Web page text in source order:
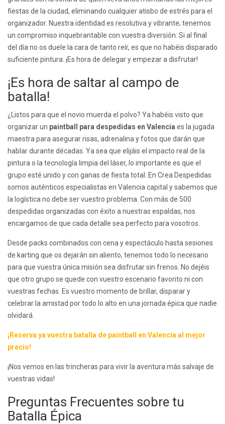
fiestas de la ciudad, eliminando cualquier atisbo de estrés para el
organizador. Nuestra identidad es resolutiva y vibrante; tenemos
un compromiso inquebrantable con vuestra diversión. Si al final
del día no os duele la cara de tanto reír, es que no habéis disparado
suficiente pintura. ¡Es hora de delegar y empezar a disfrutar!
¡Es hora de saltar al campo de
batalla!
¿Listos para que el novio muerda el polvo? Ya habéis visto que
organizar un paintball para despedidas en Valencia es la jugada
maestra para asegurar risas, adrenalina y fotos que darán que
hablar durante décadas. Ya sea que elijáis el impacto real de la
pintura o la tecnología limpia del láser, lo importante es que el
grupo esté unido y con ganas de fiesta total. En Crea Despedidas
somos auténticos especialistas en Valencia capital y sabemos que
la logística no debe ser vuestro problema. Con más de 500
despedidas organizadas con éxito a nuestras espaldas, nos
encargamos de que cada detalle sea perfecto para vosotros.
Desde packs combinados con cena y espectáculo hasta sesiones
de karting que os dejarán sin aliento, tenemos todo lo necesario
para que vuestra única misión sea disfrutar sin frenos. No dejéis
que otro grupo se quede con vuestro escenario favorito ni con
vuestras fechas. Es vuestro momento de brillar, disparar y
celebrar la amistad por todo lo alto en una jornada épica que nadie
olvidará.
¡Reserva ya vuestra batalla de paintball en Valencia al mejor
precio!
¡Nos vemos en las trincheras para vivir la aventura más salvaje de
vuestras vidas!
Preguntas Frecuentes sobre tu
Batalla Épica